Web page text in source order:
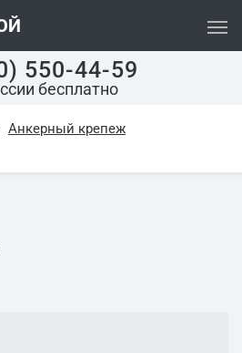
550-44-59
бесплатно
Анкерный крепеж